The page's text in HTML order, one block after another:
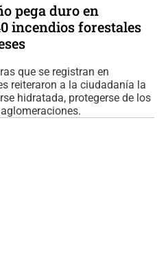
pega duro en
incendios forestales
que se registran en
reiteraron a la ciudadanía la
hidratada, protegerse de los